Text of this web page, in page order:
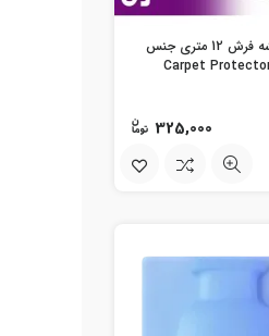
محافظ ریشه فرش 12 متری جنس
325,000